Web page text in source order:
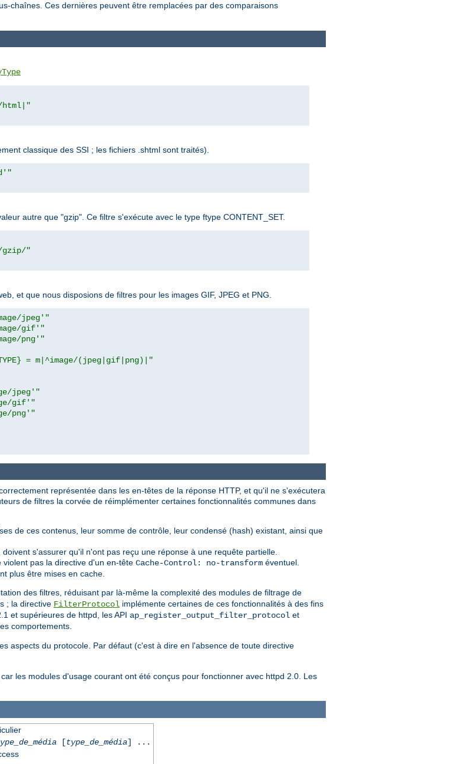
chaînes. Ces dernières peuvent être remplacées par des comparaisons
html|"
classique des SSI ; les fichiers .shtml sont traités).
autre que "gzip". Ce filtre s'exécute avec le type ftype CONTENT_SET.
gzip/"
et que nous disposions de filtres pour les images GIF, JPEG et PNG.
jpeg'"
gif'"
png'"
= m|^image/(jpeg|gif|png)|"
jpeg'"
gif'"
png'"
représentée dans les en-têtes de la réponse HTTP, et qu'il ne s'exécutera
de filtres la corvée de réimplémenter certaines fonctionnalités communes dans
de ces contenus, leur somme de contrôle, leur condensé (hash) existant, ainsi que
s'assurer qu'il n'ont pas reçu une réponse à une requête partielle.
pas la directive d'un en-tête Cache-Control: no-transform éventuel.
plus être mises en cache.
des filtres, réduisant par là-même la complexité des modules de filtrage de
; la directive FilterProtocol implémente certaines de ces fonctionnalités à des fins
et supérieures de httpd, les API ap_register_output_filter_protocol et
comportements.
aspects du protocole. Par défaut (c'est à dire en l'absence de toute directive
les modules d'usage courant ont été conçus pour fonctionner avec httpd 2.0. Les
[type_de_média] ...